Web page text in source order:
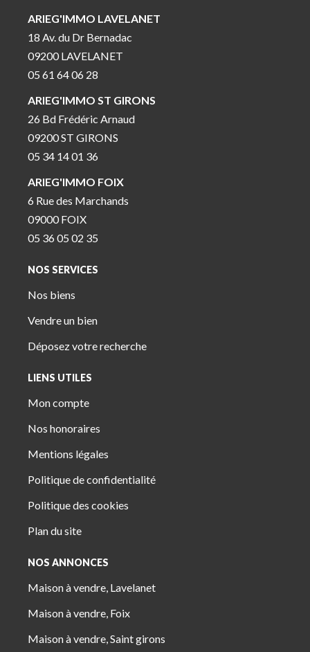
ARIEG'IMMO LAVELANET
18 Av. du Dr Bernadac
09200 LAVELANET
05 61 64 06 28
ARIEG'IMMO ST GIRONS
26 Bd Frédéric Arnaud
09200 ST GIRONS
05 34 14 01 36
ARIEG'IMMO FOIX
6 Rue des Marchands
09000 FOIX
05 36 05 02 35
NOS SERVICES
Nos biens
Vendre un bien
Déposez votre recherche
LIENS UTILES
Mon compte
Nos honoraires
Mentions légales
Politique de confidentialité
Politique des cookies
Plan du site
NOS ANNONCES
Maison à vendre, Lavelanet
Maison à vendre, Foix
Maison à vendre, Saint girons